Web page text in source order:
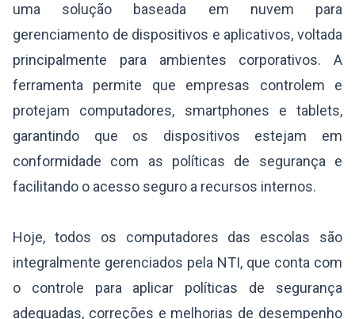
uma solução baseada em nuvem para
gerenciamento de dispositivos e aplicativos, voltada
principalmente para ambientes corporativos. A
ferramenta permite que empresas controlem e
protejam computadores, smartphones e tablets,
garantindo que os dispositivos estejam em
conformidade com as políticas de segurança e
facilitando o acesso seguro a recursos internos.
Hoje, todos os computadores das escolas são
integralmente gerenciados pela NTI, que conta com
o controle para aplicar políticas de segurança
adequadas, correções e melhorias de desempenho